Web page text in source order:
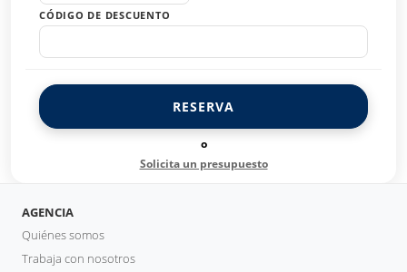
CÓDIGO DE DESCUENTO
RESERVA
o
Solicita un presupuesto
AGENCIA
Quiénes somos
Trabaja con nosotros